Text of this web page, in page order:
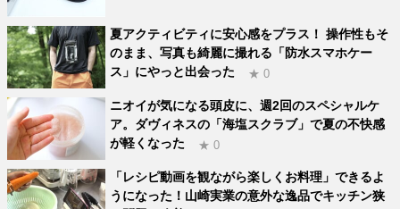
夏アクティビティに安心感をプラス！ 操作性もそ
のまま、写真も綺麗に撮れる「防水スマホケー
ス」にやっと出会った
★ 0
ニオイが気になる頭皮に、週2回のスペシャルケ
ア。ダヴィネスの「海塩スクラブ」で夏の不快感
が軽くなった
★ 0
「レシピ動画を観ながら楽しくお料理」できるよ
うになった！山崎実業の意外な逸品でキッチン狭